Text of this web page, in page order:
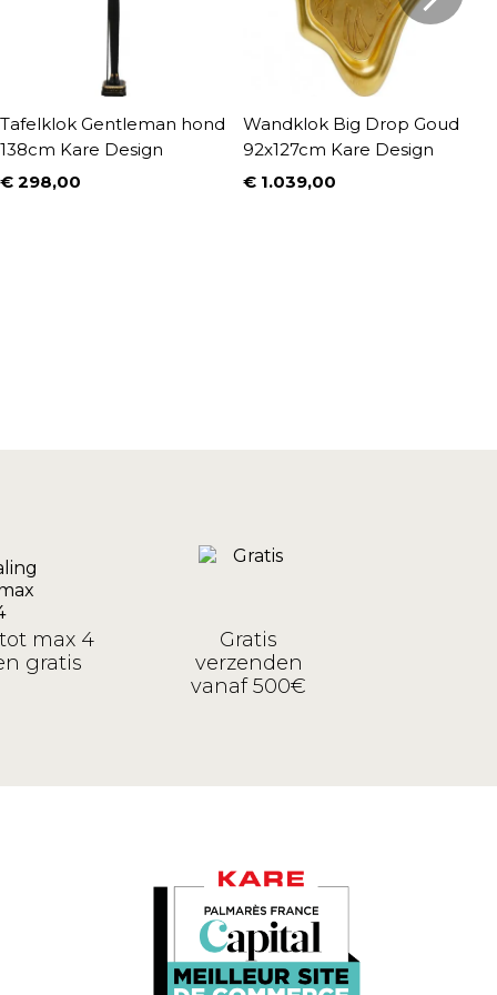
Tafelklok Gentleman hond
138cm Kare Design
Prijs
€ 298,00
Wandklok Big Drop Goud
92x127cm Kare Design
Prijs
€ 1.039,00
max 4
gratis
Gratis
verzenden
vanaf 500€